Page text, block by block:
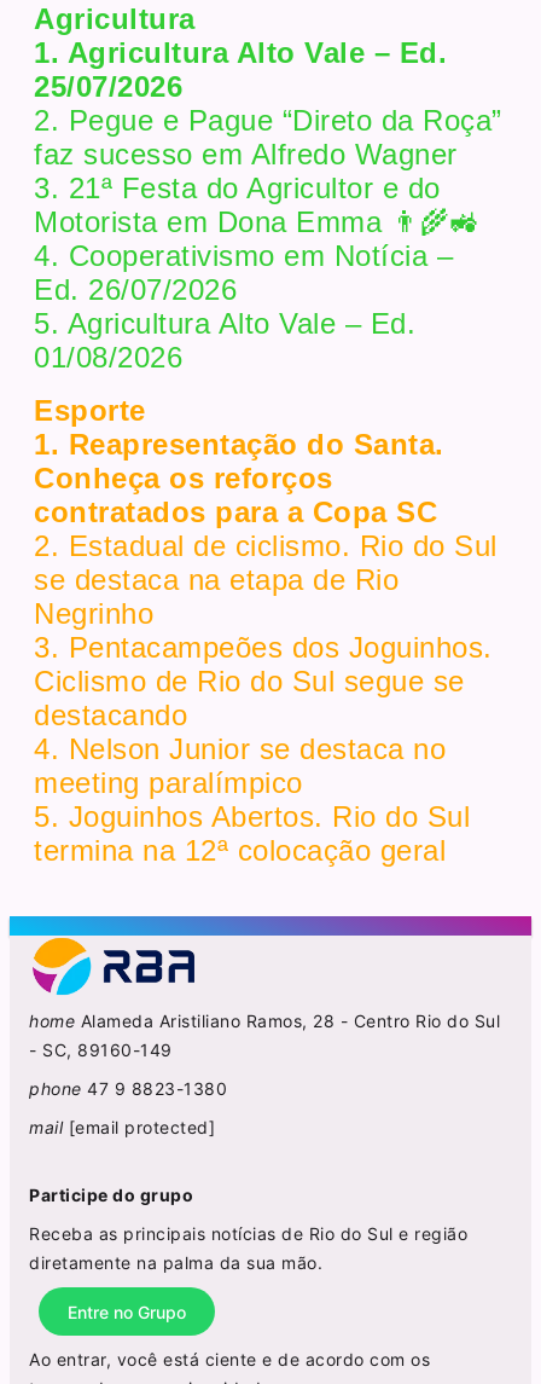
Agricultura
1. Agricultura Alto Vale – Ed.
25/07/2026
2. Pegue e Pague “Direto da Roça”
faz sucesso em Alfredo Wagner
3. 21ª Festa do Agricultor e do
Motorista em Dona Emma 👨‍🌾🚜
4. Cooperativismo em Notícia –
Ed. 26/07/2026
5. Agricultura Alto Vale – Ed.
01/08/2026
Esporte
1. Reapresentação do Santa.
Conheça os reforços
contratados para a Copa SC
2. Estadual de ciclismo. Rio do Sul
se destaca na etapa de Rio
Negrinho
3. Pentacampeões dos Joguinhos.
Ciclismo de Rio do Sul segue se
destacando
4. Nelson Junior se destaca no
meeting paralímpico
5. Joguinhos Abertos. Rio do Sul
termina na 12ª colocação geral
home Alameda Aristiliano Ramos, 28 - Centro Rio do Sul
- SC, 89160-149
phone 47 9 8823-1380
mail [email protected]
Participe do grupo
Receba as principais notícias de Rio do Sul e região
diretamente na palma da sua mão.
Entre no Grupo
Ao entrar, você está ciente e de acordo com os